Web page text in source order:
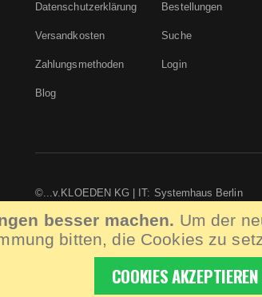
besser machen. Um der
bitten, die Cookies zu
COOKIES AKZEPTIEREN
Datenschutzerklärung
Versandkosten
Zahlungsmethoden
Blog
Bestellungen
Suche
Login
©...v.KLOEDEN KG | IT: Systemhaus Berlin